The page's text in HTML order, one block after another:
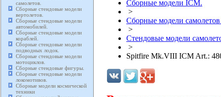
самолетов.
Сборные стендовые модели
вертолетов.
Сборные стендовые модели
автомобилей.
Сборные стендовые модели
кораблей.
Сборные стендовые модели
подводных лодок.
Сборные стендовые модели
мотоциклов.
Сборные стендовые фигуры.
Сборные стендовые модели
локомотивов.
Сборные модели космической
техники
Сборные модели ICM.
>
Сборные модели
>
Стендовые модели
>
Spitfire Mk.VIII ICM Art.: